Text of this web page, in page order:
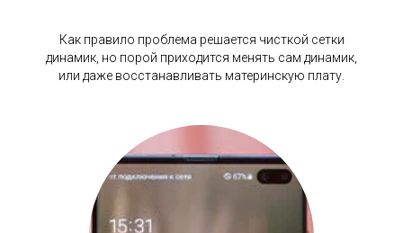
Как правило проблема решается чисткой сетки
динамик, но порой приходится менять сам динамик,
или даже восстанавливать материнскую плату.